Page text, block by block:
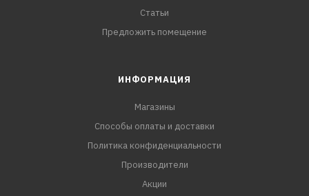
Статьи
Предложить помещение
ИНФОРМАЦИЯ
Магазины
Способы оплаты и доставки
Политика конфиденциальности
Производители
Акции